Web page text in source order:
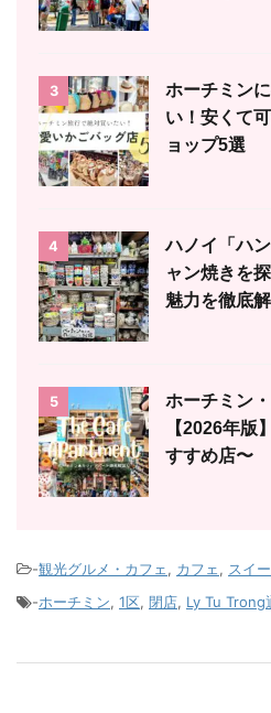
3
ホーチミン
い！安くて
ョップ5選
4
ハノイ「ハ
ャン焼きを
魅力を徹底
5
ホーチミン
【2026年版
すすめ店〜
-観光グルメ・カフェ, カフェ, スイ
-ホーチミン, 1区, 閉店, Ly Tu Trong